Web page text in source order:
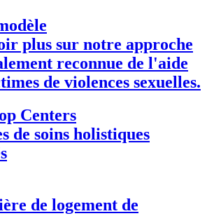
plus sur notre approche
reconnue de l'aide
de violences sexuelles.
Centers
de soins holistiques
de logement de